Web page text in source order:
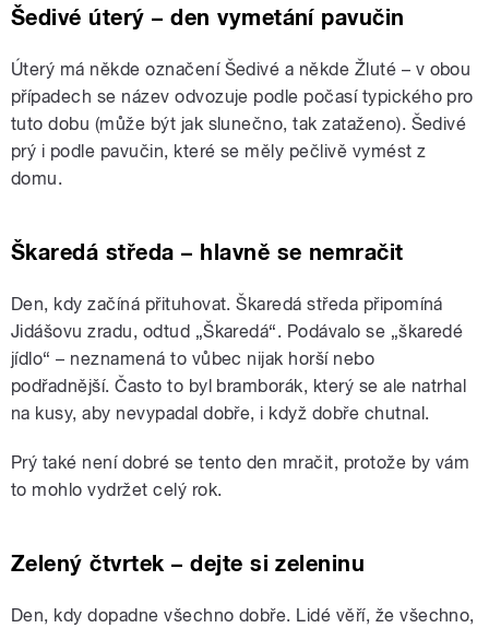
Šedivé úterý – den vymetání pavučin
Úterý má někde označení Šedivé a někde Žluté – v obou
případech se název odvozuje podle počasí typického pro
tuto dobu (může být jak slunečno, tak zataženo). Šedivé
prý i podle pavučin, které se měly pečlivě vymést z
domu.
Škaredá středa – hlavně se nemračit
Den, kdy začíná přituhovat. Škaredá středa připomíná
Jidášovu zradu, odtud „Škaredá“. Podávalo se „škaredé
jídlo“ – neznamená to vůbec nijak horší nebo
podřadnější. Často to byl bramborák, který se ale natrhal
na kusy, aby nevypadal dobře, i když dobře chutnal.
Prý také není dobré se tento den mračit, protože by vám
to mohlo vydržet celý rok.
Zelený čtvrtek – dejte si zeleninu
Den, kdy dopadne všechno dobře. Lidé věří, že všechno,